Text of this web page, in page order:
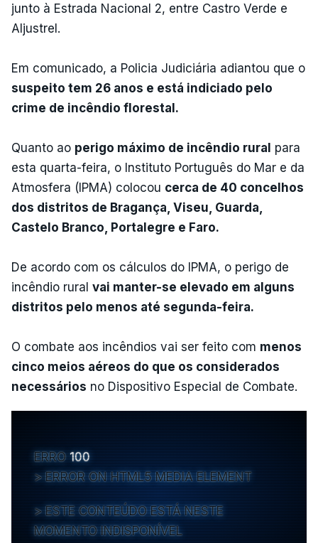
junto à Estrada Nacional 2, entre Castro Verde e
Aljustrel.
Em comunicado, a Policia Judiciária adiantou que o
suspeito tem 26 anos e está indiciado pelo
crime de incêndio florestal.
Quanto ao perigo máximo de incêndio rural para
esta quarta-feira, o Instituto Português do Mar e da
Atmosfera (IPMA) colocou cerca de 40 concelhos
dos distritos de Bragança, Viseu, Guarda,
Castelo Branco, Portalegre e Faro.
De acordo com os cálculos do IPMA, o perigo de
incêndio rural vai manter-se elevado em alguns
distritos pelo menos até segunda-feira.
O combate aos incêndios vai ser feito com menos
cinco meios aéreos do que os considerados
necessários no Dispositivo Especial de Combate.
ERRO 100
ERROR ON HTML5 MEDIA ELEMENT
ESTE CONTEÚDO ESTÁ NESTE
MOMENTO INDISPONÍVEL